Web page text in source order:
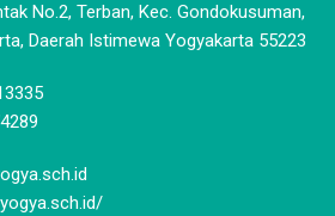
No.2, Terban, Kec. Gondokusuman,
Daerah Istimewa Yogyakarta 55223